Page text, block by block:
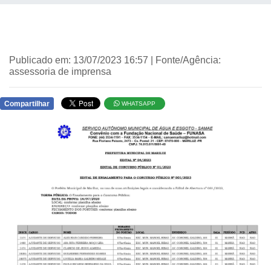
Publicado em: 13/07/2023 16:57 | Fonte/Agência:
assessoria de imprensa
Compartilhar WHATSAPP